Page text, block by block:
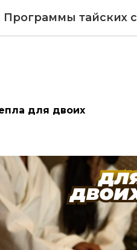
Программы тайских
для двоих